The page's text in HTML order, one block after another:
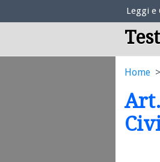
Elenco
Leggi e
Home